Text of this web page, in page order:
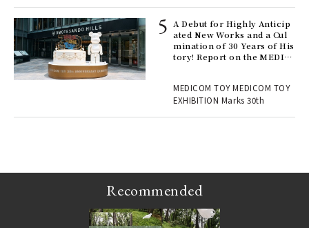
A Debut for Highly Anticip
ated New Works and a Cul
mination of 30 Years of His
tory! Report on the MEDIC
TOY
MEDICOM TOY MEDICOM TOY
EXHIBITION Marks 30th
Recommended